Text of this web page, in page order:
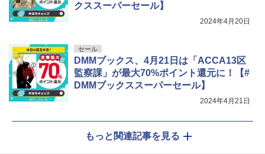
クススーパーセール】
2024年4月20日
セール
DMMブックス、4月21日は「ACCA13区
監察課」が最大70%ポイント還元に！【#
DMMブックススーパーセール】
2024年4月21日
もっと関連記事を見る